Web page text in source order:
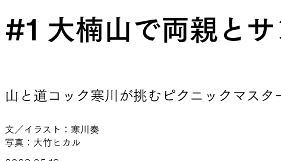
#1 大楠山で両親と
山と道コック寒川が挑むピクニックマス
文／イラスト：寒川奏
写真：大竹ヒカル